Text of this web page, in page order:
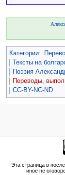
Категории:
Тексты на
Поэзия
Переводы,
CC-BY-NC-ND
Эта страница в
иное не